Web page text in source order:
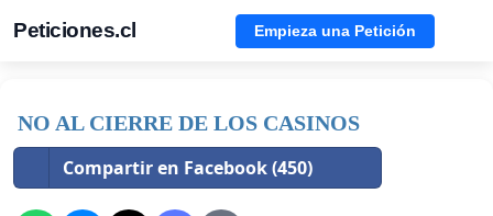
Peticiones.cl Empieza una Petición
NO AL CIERRE DE LOS CASINOS
Compartir en Facebook (450)